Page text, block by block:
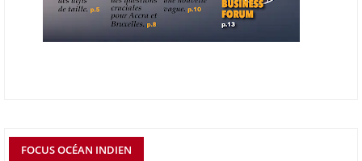
ECHANGES AFRIQUE - UE
détermine un rapport publié début mai 2026 par le cabinet de conseil
FOCUS OCÉAN INDIEN